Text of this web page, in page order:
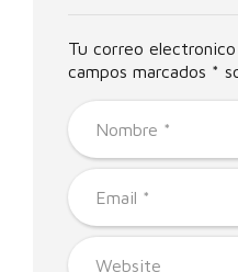
Tu correo
campos marcados *